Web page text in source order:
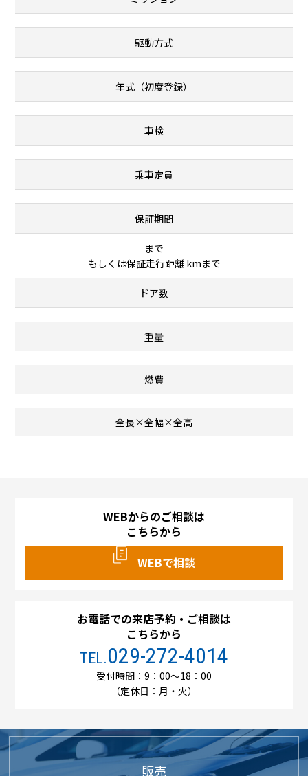
駆動方式
年式（初度登録）
車検
乗車定員
保証期間
まで
もしくは保証走行距離 kmまで
ドア数
重量
燃費
全長×全幅×全高
WEBからのご相談は
こちらから
WEBで相談
お電話での来店予約・ご相談は
こちらから
TEL.029-272-4014
受付時間：9：00～18：00
（定休日：月・火）
販売